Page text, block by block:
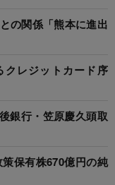
の関係「熊本に進出
クレジットカード序
銀行・笠原慶久頭取
保有株670億円の純